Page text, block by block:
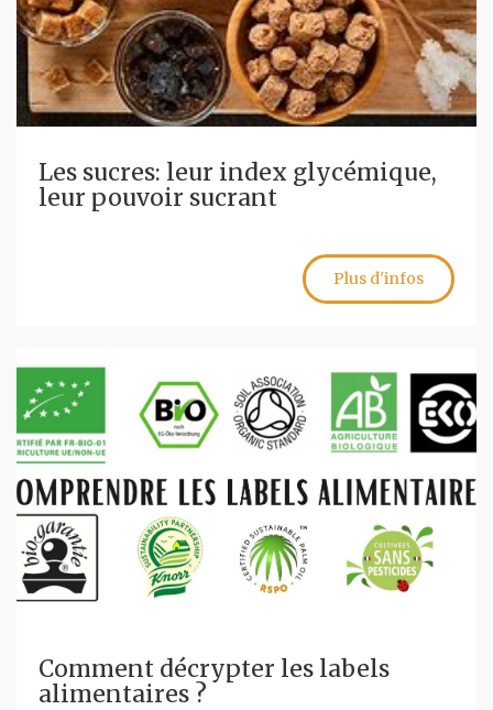
Les sucres: leur index glycémique,
leur pouvoir sucrant
Plus d'infos
Comment décrypter les labels
alimentaires ?